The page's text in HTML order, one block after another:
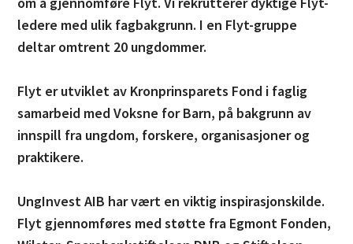
ledere med ulik fagbakgrunn. I en Flyt-gruppe
deltar omtrent 20 ungdommer.
Flyt er utviklet av Kronprinsparets Fond i faglig
samarbeid med Voksne for Barn, på bakgrunn av
innspill fra ungdom, forskere, organisasjoner og
praktikere.
UngInvest AIB har vært en viktig inspirasjonskilde.
Flyt gjennomføres med støtte fra Egmont Fonden,